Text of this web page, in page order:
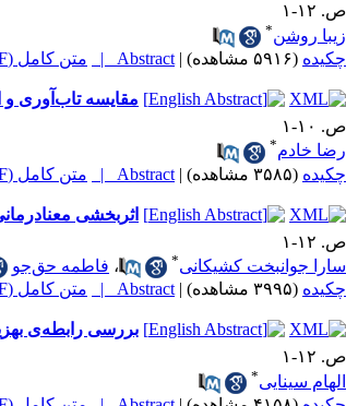
ص. ۱۲-۱
زیبا روشن*
چکیده (۵۹۱۶ مشاهده) |
Abstract | متن کامل (PDF)
مقایسه تاب‌آوری
ص. ۱۰-۱
رضا خادم*
چکیده (۳۵۸۵ مشاهده) |
Abstract | متن کامل (PDF)
اثربخشی
ص. ۱۲-۱
سارا جوانبخت کشیکانی* ، فاطمه حق‌جو
چکیده (۳۹۹۵ مشاهده) |
Abstract | متن کامل (PDF)
بررسی رابطه‌ی
ص. ۱۲-۱
الهام سینایی*